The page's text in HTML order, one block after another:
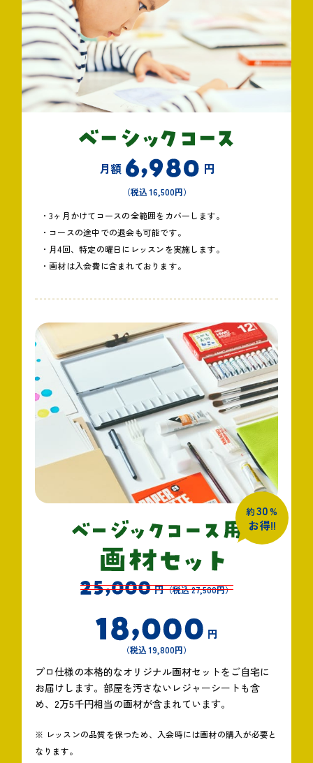
月額 円
（税込 16,500円）
・3ヶ月かけてコースの全範囲をカバーします。
・コースの途中での退会も可能です。
・月4回、特定の曜日にレッスンを実施します。
・画材は入会費に含まれております。
円（税込 27,500円）
円
（税込 19,800円）
プロ仕様の本格的なオリジナル画材セットをご自宅に
お届けします。部屋を汚さないレジャーシートも含
め、2万5千円相当の画材が含まれています。
約30%
お得!!
※ レッスンの品質を保つため、入会時には画材の購入が必要と
なります。